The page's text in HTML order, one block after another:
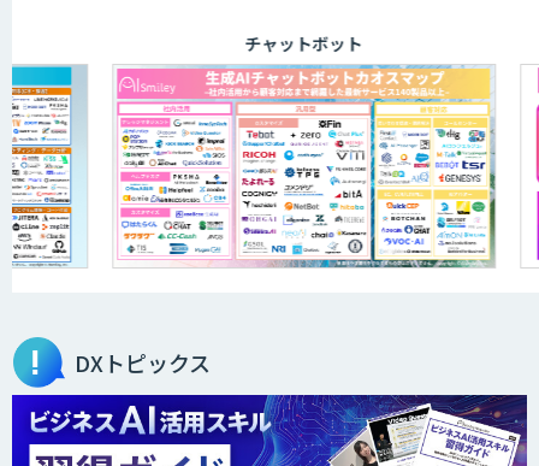
JOINT AI Flow byGMO
AIR-NEXUS
Smart Search
チャットボット
DXトピックス